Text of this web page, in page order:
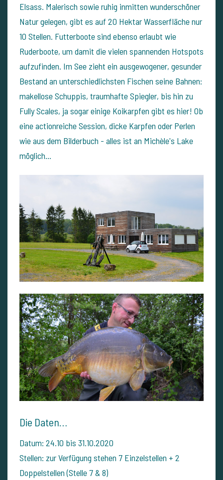
Elsass. Malerisch sowie ruhig inmitten wunderschöner
Natur gelegen, gibt es auf 20 Hektar Wasserfläche nur
10 Stellen. Futterboote sind ebenso erlaubt wie
Ruderboote, um damit die vielen spannenden Hotspots
aufzufinden. Im See zieht ein ausgewogener, gesunder
Bestand an unterschiedlichsten Fischen seine Bahnen:
makellose Schuppis, traumhafte Spiegler, bis hin zu
Fully Scales, ja sogar einige Koikarpfen gibt es hier! Ob
eine actionreiche Session, dicke Karpfen oder Perlen
wie aus dem Bilderbuch - alles ist an Michèle's Lake
möglich...
Die Daten…
Datum: 24.10 bis 31.10.2020
Stellen: zur Verfügung stehen 7 Einzelstellen + 2
Doppelstellen (Stelle 7 & 8)